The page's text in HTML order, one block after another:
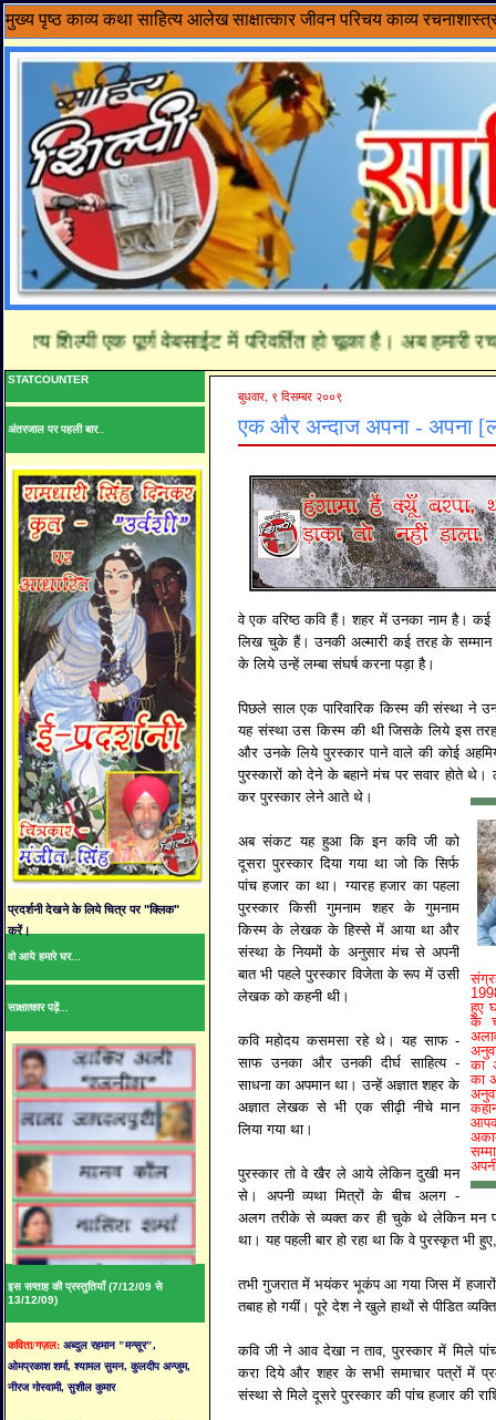
मुख्य पृष्ठ काव्य कथा साहित्य आलेख साक्षात्कार जीवन परिचय काव्य
एक पूर्ण वेबसाईट में परिवर्तित हो चूका है। अब हमारी
STATCOUNTER
अंतरजाल पर पहली बार..
प्रदर्शनी देखने के लिये चित्र पर "क्लिक"
करें।
वो आये हमारे घर...
साक्षात्कार पढ़ें...
इस सप्ताह की प्रस्तुतियाँ (7/12/09 से
13/12/09)
कविता/गज़ल: अब्दुल रहमान "मन्सूर",
ओमप्रकाश शर्मा, श्यामल सुमन, कुलदीप अन्जुम,
नीरज गोस्वामी, सुशील कुमार
बुधवार, ९ दिसम्बर २००९
एक और अन्दाज अपना - अपना
वे एक वरिष्ठ कवि हैं। शहर में उनका नाम है।
लिख चुके हैं। उनकी अल्मारी कई तरह के सम्मान
के लिये उन्हें लम्बा संघर्ष करना पड़ा है।
पिछले साल एक पारिवारिक किस्म की संस्था ने
यह संस्था उस किस्म की थी जिसके लिये इस
और उनके लिये पुरस्कार पाने वाले की कोई
पुरस्कारों को देने के बहाने मंच पर सवार होते
कर पुरस्कार लेने आते थे।
हुए
के
का
का
अब संकट यह हुआ कि इन कवि जी को
दूसरा पुरस्कार दिया गया था जो कि सिर्फ
पांच हजार का था। ग्यारह हजार का पहला
पुरस्कार किसी गुमनाम शहर के गुमनाम
किस्म के लेखक के हिस्से में आया था और
संस्था के नियमों के अनुसार मंच से अपनी
बात भी पहले पुरस्कार विजेता के रूप में उसी
लेखक को कहनी थी।
कवि महोदय कसमसा रहे थे। यह साफ -
साफ उनका और उनकी दीर्घ साहित्य -
साधना का अपमान था। उन्हें अज्ञात शहर के
अज्ञात लेखक से भी एक सीढ़ी नीचे मान
लिया गया था।
पुरस्कार तो वे खैर ले आये लेकिन दुखी मन
से। अपनी व्यथा मित्रों के बीच अलग -
अलग तरीके से व्यक्त कर ही चुके थे लेकिन मन
था। यह पहली बार हो रहा था कि वे पुरस्कृत भी
तभी गुजरात में भयंकर भूकंप आ गया जिस में हजारों
तबाह हो गयीं। पूरे देश ने खुले हाथों से पीडित
कवि जी ने आव देखा न ताव, पुरस्कार में मिले
करा दिये और शहर के सभी समाचार पत्रों में
संस्था से मिले दूसरे पुरस्कार की पांच हजार की